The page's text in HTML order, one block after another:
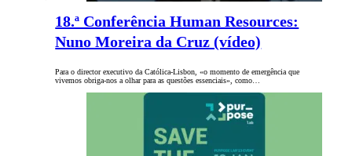
18.ª Conferência Human Resources:
Nuno Moreira da Cruz (vídeo)
Para o director executivo da Católica-Lisbon, «o momento de emergência que
vivemos obriga-nos a olhar para as questões essenciais», como…